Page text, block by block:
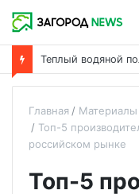
Теплый водяной
Главная
Материалы
Топ-5
российском рынке
Топ-5